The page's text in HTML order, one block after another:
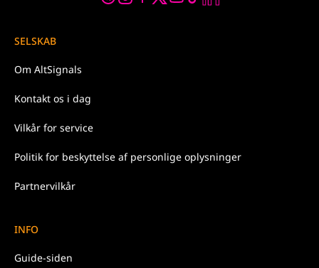
SELSKAB
Om AltSignals
Kontakt os i dag
Vilkår for service
Politik for beskyttelse af personlige oplysninger
Partnervilkår
INFO
Guide-siden